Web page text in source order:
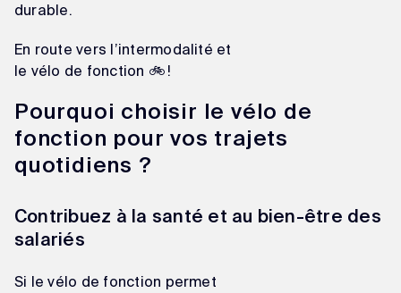
durable.
En route vers l’intermodalité et
le vélo de fonction 🚲 !
Pourquoi choisir le vélo de
fonction pour vos trajets
quotidiens ?
Contribuez à la santé et au bien-être des
salariés
Si le vélo de fonction permet